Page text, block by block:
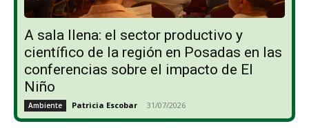
A sala llena: el sector productivo y
científico de la región en Posadas en las
conferencias sobre el impacto de El
Niño
Ambiente Patricia Escobar - 31/07/2026